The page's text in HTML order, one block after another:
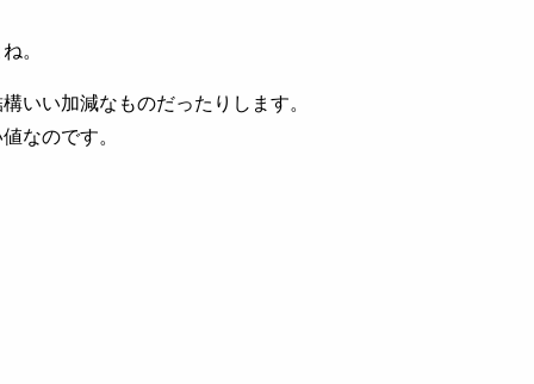
。
いい加減なものだったりします。
なのです。